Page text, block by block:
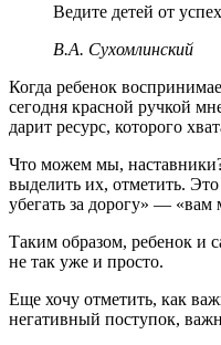
Ведите детей от
В.А. Сухомлинский
Когда ребенок
сегодня красной ручкой
дарит ресурс, которого
Что можем мы,
выделить их, отметить.
убегать за дорогу» —
Таким образом, ребенок и
не так уже и просто.
Еще хочу отметить, как
негативный поступок,